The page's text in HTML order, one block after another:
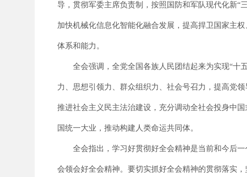
导，贯彻军委主席负责制，按照国防和军队现代化新“
加快机械化信息化智能化融合发展，提高捍卫国家主
体系和能力。
全会强调，全党全国各族人民团结起来为实现“十
力、思想引领力、群众组织力、社会号召力，提高党
推进社会主义民主法治建设，充分调动全社会投身中
国统一大业，推动构建人类命运共同体。
全会指出，学习好贯彻好全会精神是当前和今后
会领会好全会精神。要切实抓好全会精神的贯彻落实